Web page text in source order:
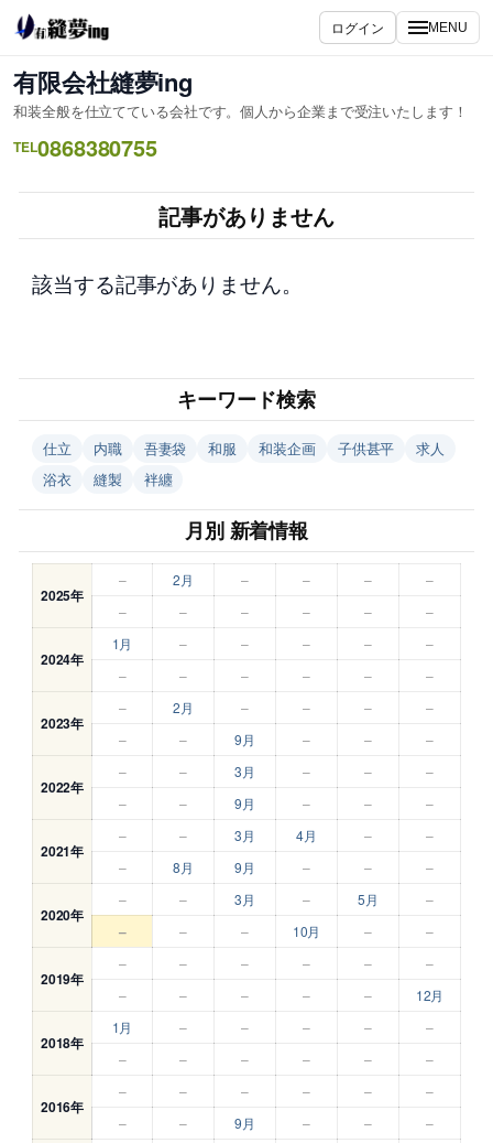
内
容
を
ス
キ
ッ
ログイン MENU
有限会社縫夢ing
和装全般を仕立てている会社です。個人から企業まで受注いたします！
TEL0868380755
記事がありません
該当する記事がありません。
キーワード検索
仕立 内職 吾妻袋 和服 和装企画 子供甚平
求人
浴衣
縫製 袢纏
月別 新着情報
2025年
– 2月 – – –
–
–
– – – – –
2024年
1月 – – – –
–
–
– – – – –
2023年
– 2月 – – –
–
–
– 9月 – – –
2022年
– – 3月 – –
–
–
– 9月 – – –
2021年
– – 3月 4月 –
–
–
8月 9月 – – –
2020年
– – 3月 – 5月 –
– – – 10月 – –
2019年
– – – – –
–
–
– – – – 12月
2018年
1月 – – – –
–
–
– – – – –
2016年
– – – – –
–
–
– 9月 – – –